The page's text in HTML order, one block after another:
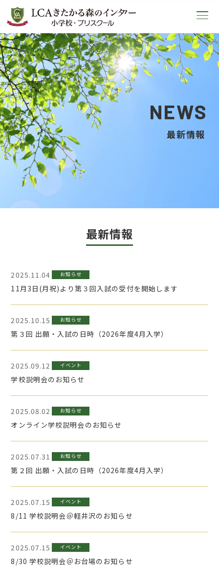
LCAきたかる森のインター小学校
NEWS
最新情報
最新情報
2025.11.04 お知らせ
11月3日(月祝)より第３回入試の受付を開始します
2025.10.15 お知らせ
第３回 出願・入試の日時（2026年度4月入学）
2025.09.12 イベント
学校説明会のお知らせ
2025.08.02 お知らせ
オンライン学校説明会のお知らせ
2025.07.31 お知らせ
第２回 出願・入試の日時（2026年度4月入学）
2025.07.15 イベント
8/11 学校説明会＠軽井沢のお知らせ
2025.07.15 イベント
8/30 学校説明会＠お台場のお知らせ